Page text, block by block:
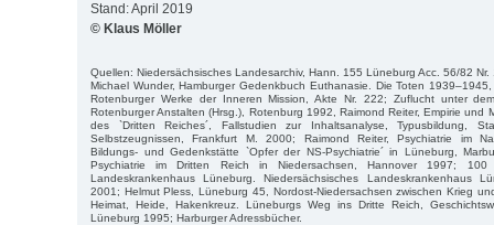
Stand: April 2019
© Klaus Möller
Quellen: Niedersächsisches Landesarchiv, Hann. 155 Lüneburg Acc. 56/82 Nr.
Michael Wunder, Hamburger Gedenkbuch Euthanasie. Die Toten
Rotenburger Werke der Inneren Mission, Akte Nr. 222; Zuflucht unter
Rotenburger Anstalten (Hrsg.), Rotenburg 1992, Raimond Reiter, Empirie und
des `Dritten Reiches´, Fallstudien zur Inhaltsanalyse, Typusbildung,
Selbstzeugnissen, Frankfurt M. 2000; Raimond Reiter, Psychiatrie im
Bildungs- und Gedenkstätte `Opfer der NS-Psychiatrie´ in Lüneburg,
Psychiatrie im Dritten Reich in Niedersachsen, Hannover 1997; 100
Landeskrankenhaus Lüneburg. Niedersächsisches Landeskrankenhaus
2001; Helmut Pless, Lüneburg 45, Nordost-Niedersachsen zwischen Krieg
Heimat, Heide, Hakenkreuz. Lüneburgs Weg ins Dritte Reich,
Lüneburg 1995; Harburger Adressbücher.